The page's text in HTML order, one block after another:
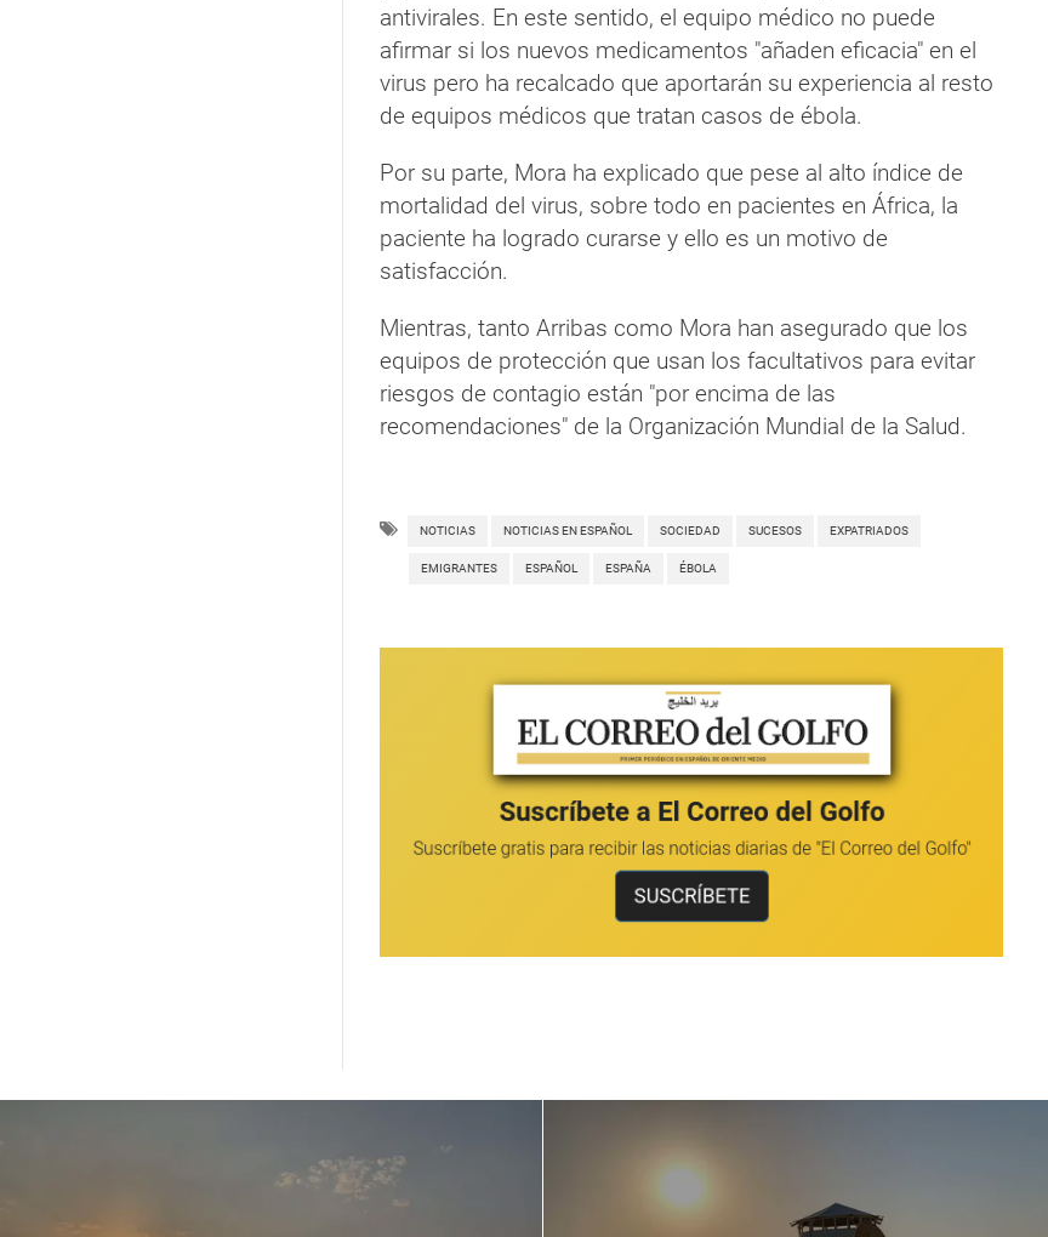
antivirales. En este sentido, el equipo médico no puede
afirmar si los nuevos medicamentos "añaden eficacia" en el
virus pero ha recalcado que aportarán su experiencia al resto
de equipos médicos que tratan casos de ébola.
Por su parte, Mora ha explicado que pese al alto índice de
mortalidad del virus, sobre todo en pacientes en África, la
paciente ha logrado curarse y ello es un motivo de
satisfacción.
Mientras, tanto Arribas como Mora han asegurado que los
equipos de protección que usan los facultativos para evitar
riesgos de contagio están "por encima de las
recomendaciones" de la Organización Mundial de la Salud.
NOTICIAS NOTICIAS EN ESPAÑOL SOCIEDAD SUCESOS EXPATRIADOS
EMIGRANTES ESPAÑOL ESPAÑA ÉBOLA